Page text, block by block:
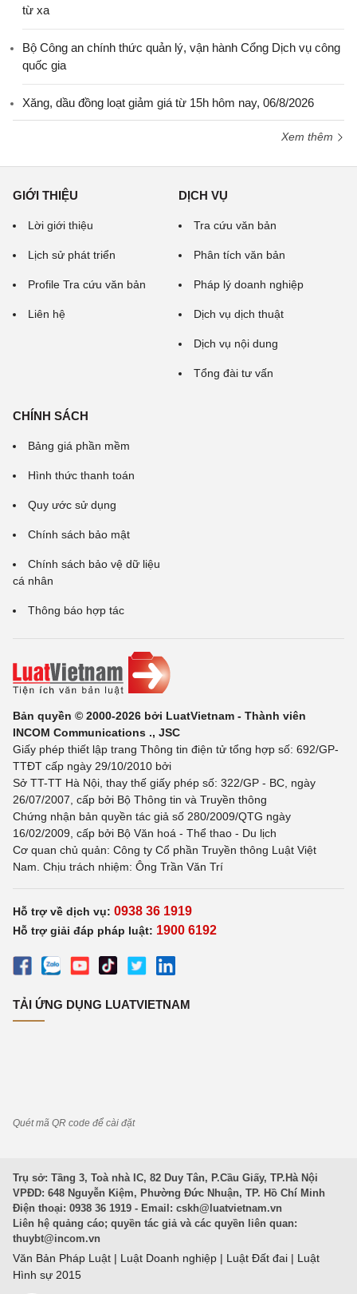
từ xa
Bộ Công an chính thức quản lý, vận hành Cổng Dịch vụ công
quốc gia
Xăng, dầu đồng loạt giảm giá từ 15h hôm nay, 06/8/2026
Xem thêm
GIỚI THIỆU
Lời giới thiệu
Lịch sử phát triển
Profile Tra cứu văn bản
Liên hệ
DỊCH VỤ
Tra cứu văn bản
Phân tích văn bản
Pháp lý doanh nghiệp
Dịch vụ dịch thuật
Dịch vụ nội dung
Tổng đài tư vấn
CHÍNH SÁCH
Bảng giá phần mềm
Hình thức thanh toán
Quy ước sử dụng
Chính sách bảo mật
Chính sách bảo vệ dữ liệu
cá nhân
Thông báo hợp tác
Bản quyền © 2000-2026 bởi LuatVietnam - Thành viên
INCOM Communications ., JSC
Giấy phép thiết lập trang Thông tin điện tử tổng hợp số: 692/GP-
TTĐT cấp ngày 29/10/2010 bởi
Sở TT-TT Hà Nội, thay thế giấy phép số: 322/GP - BC, ngày
26/07/2007, cấp bởi Bộ Thông tin và Truyền thông
Chứng nhận bản quyền tác giả số 280/2009/QTG ngày
16/02/2009, cấp bởi Bộ Văn hoá - Thể thao - Du lịch
Cơ quan chủ quản: Công ty Cổ phần Truyền thông Luật Việt
Nam. Chịu trách nhiệm: Ông Trần Văn Trí
Hỗ trợ về dịch vụ: 0938 36 1919
Hỗ trợ giải đáp pháp luật: 1900 6192
TẢI ỨNG DỤNG LUATVIETNAM
Quét mã QR code để cài đặt
Trụ sở: Tầng 3, Toà nhà IC, 82 Duy Tân, P.Cầu Giấy, TP.Hà Nội
VPĐD: 648 Nguyễn Kiệm, Phường Đức Nhuận, TP. Hồ Chí Minh
Điện thoại: 0938 36 1919 - Email: cskh@luatvietnam.vn
Liên hệ quảng cáo; quyền tác giả và các quyền liên quan:
thuybt@incom.vn
Văn Bản Pháp Luật | Luật Doanh nghiệp | Luật Đất đai | Luật
Hình sự 2015